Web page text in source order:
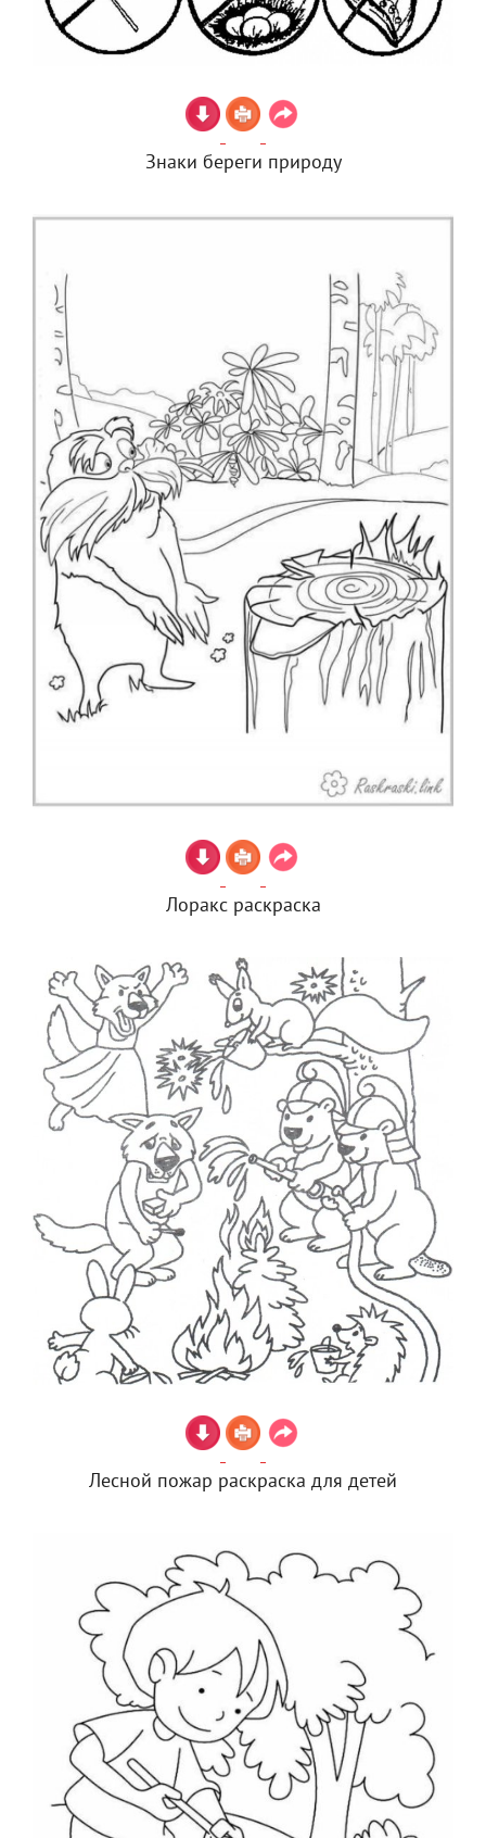
Знаки береги природу
Лоракс раскраска
Лесной пожар раскраска для детей